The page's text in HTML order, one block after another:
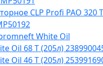
CLP Profi PAO 320
White Oil
Oil 68 T (205л)
Oil 46 T (205л)